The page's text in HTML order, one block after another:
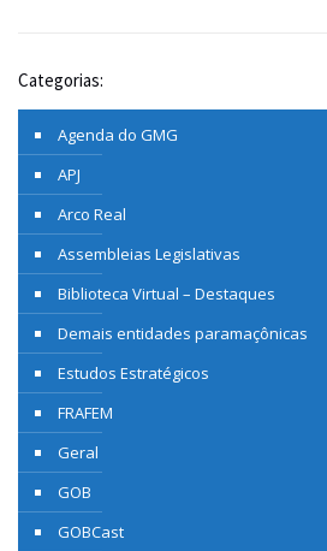
Categorias:
Agenda do GMG
APJ
Arco Real
Assembleias Legislativas
Biblioteca Virtual – Destaques
Demais entidades paramaçônicas
Estudos Estratégicos
FRAFEM
Geral
GOB
GOBCast